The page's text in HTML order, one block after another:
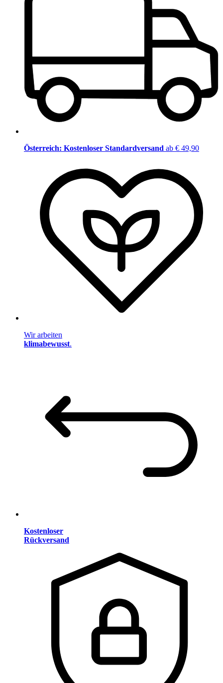
Österreich: Kostenloser Standardversand ab € 49,90
Wir arbeiten
klimabewusst.
Kostenloser
Rückversand